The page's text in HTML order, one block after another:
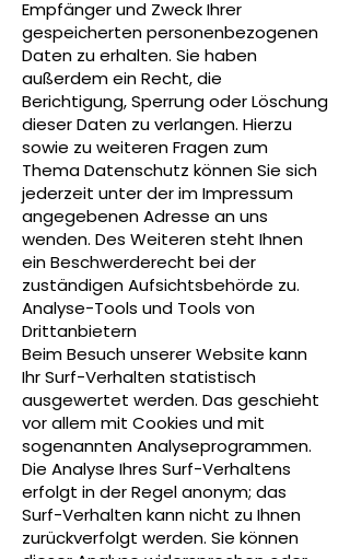
Empfänger und Zweck Ihrer
gespeicherten personenbezogenen
Daten zu erhalten. Sie haben
außerdem ein Recht, die
Berichtigung, Sperrung oder Löschung
dieser Daten zu verlangen. Hierzu
sowie zu weiteren Fragen zum
Thema Datenschutz können Sie sich
jederzeit unter der im Impressum
angegebenen Adresse an uns
wenden. Des Weiteren steht Ihnen
ein Beschwerderecht bei der
zuständigen Aufsichtsbehörde zu.
Analyse-Tools und Tools von
Drittanbietern
Beim Besuch unserer Website kann
Ihr Surf-Verhalten statistisch
ausgewertet werden. Das geschieht
vor allem mit Cookies und mit
sogenannten Analyseprogrammen.
Die Analyse Ihres Surf-Verhaltens
erfolgt in der Regel anonym; das
Surf-Verhalten kann nicht zu Ihnen
zurückverfolgt werden. Sie können